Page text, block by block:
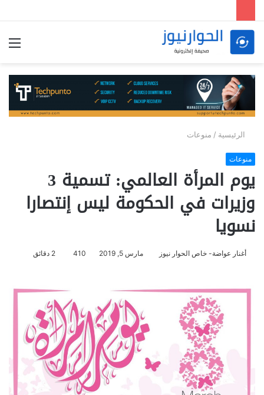
الرئيسية / منوعات
منوعات
يوم المرأة العالمي: تسمية 3
وزيرات في الحكومة ليس إنتصارا
نسويا
أغنار عواضة- خاص الحوار نيوز مارس 5, 2019 410